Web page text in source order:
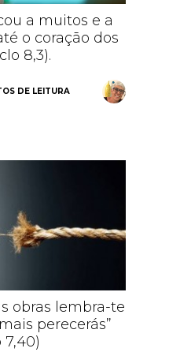
a muitos e a
o coração dos
8,3).
DE LEITURA
obras lembra-te
perecerás”
7,40)